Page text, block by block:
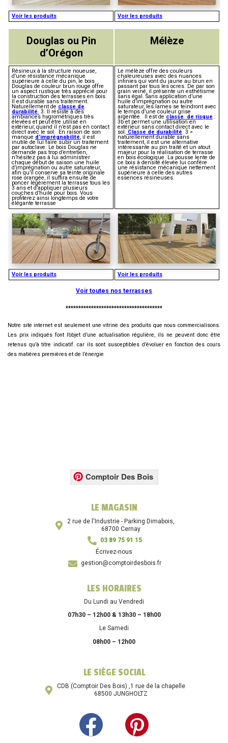
Voir les produits Voir les produits
Douglas ou Pin
d’Orégon
Mélèze
Résineux à la structure noueuse,
d’une résistance mécanique
supérieure à celle du pin, le bois
Douglas de couleur brun rouge offre
un aspect rustique très apprécié pour
la construction des terrasses en bois.
Il est durable sans traitement.
Naturellement de classe de
durabilité 3. Il résiste à des
ambiances hygrométriques très
élevées et peut être utilisé en
extérieur, quand il n’est pas en contact
direct avec le sol. En raison de son
manque d’imprégnabilité, il est
inutile de lui faire subir un traitement
par autoclave. Le bois Douglas ne
demande pas trop d’entretien,
n’hésitez pas à lui administrer
chaque début de saison une huile
d’imprégnation ou autre saturateur,
afin qu’il conserve sa teinte originale
rose orangée, il suffira ensuite de
poncer légèrement la terrasse tous les
3 ans et d’appliquer plusieurs
couches d’huile pour bois. Vous
profiterez ainsi longtemps de votre
élégante terrasse
Le mélèze offre des couleurs
chaleureuses avec des nuances
infinies qui vont du jaune au brun en
passant par tous les ocres. De par son
grain veiné, il présente un esthétisme
sans égal. Sans application d’une
huile d’imprégnation ou autre
saturateur, les lames se teindront avec
le temps d’une couleur grise
argentée. Il est de classe de risque :
3b et permet une utilisation en
extérieur sans contact direct avec le
sol. Classe de durabilité 3 =
naturellement durable sans
traitement, il est une alternative
intéressante au pin traité et un atout
majeur pour la réalisation de terrasse
en bois écologique. La pousse lente de
ce bois à densité élevée lui confère
une résistance mécanique nettement
supérieure à celle des autres
essences résineuses.
Voir les produits Voir les produits
Voir toutes nos terrasses
**************************************
Notre site internet est seulement une vitrine des produits que nous commercialisons.
Les prix indiqués font l’objet d’une actualisation régulière, ils ne peuvent donc être
retenus qu’à titre indicatif. car ils sont susceptibles d’évoluer en fonction des cours
des matières premières et de l’énergie
Comptoir Des Bois
LE MAGASIN
2 rue de l'Industrie - Parking Dimabois,
68700 Cernay
03 89 75 91 15
Écrivez-nous
gestion@comptoirdesbois.fr
LES HORAIRES
Du Lundi au Vendredi
07h30 – 12h00 & 13h30 – 18h00
Le Samedi
08h00 – 12h00
LE SIÈGE SOCIAL
CDB (Comptoir Des Bois) ,1 rue de la chapelle
68500 JUNGHOLTZ